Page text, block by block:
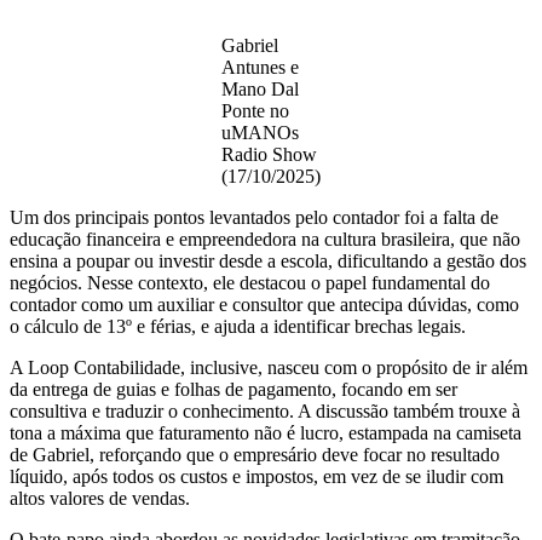
Gabriel
Antunes e
Mano Dal
Ponte no
uMANOs
Radio Show
(17/10/2025)
Um dos principais pontos levantados pelo contador foi a falta de
educação financeira e empreendedora na cultura brasileira, que não
ensina a poupar ou investir desde a escola, dificultando a gestão dos
negócios. Nesse contexto, ele destacou o papel fundamental do
contador como um auxiliar e consultor que antecipa dúvidas, como
o cálculo de 13º e férias, e ajuda a identificar brechas legais.
A Loop Contabilidade, inclusive, nasceu com o propósito de ir além
da entrega de guias e folhas de pagamento, focando em ser
consultiva e traduzir o conhecimento. A discussão também trouxe à
tona a máxima que faturamento não é lucro, estampada na camiseta
de Gabriel, reforçando que o empresário deve focar no resultado
líquido, após todos os custos e impostos, em vez de se iludir com
altos valores de vendas.